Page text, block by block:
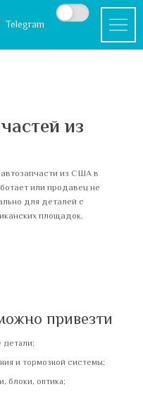
Telegram
из
из США в
или продавец не
для деталей с
площадок.
привезти
детали;
и тормозной системы;
блоки, оптика;